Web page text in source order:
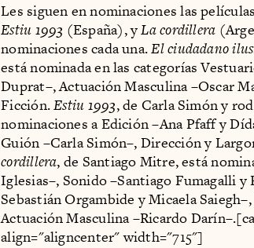
Les siguen en nominaciones las películas
Estiu 1993 (España), yLa cordillera
nominaciones cada una.El ciudadano
está nominada en las categorías
Duprat–, Actuación Masculina –Oscar
Ficción.Estiu 1993, de Carla Simón y
nominaciones a Edición –Ana Pfaff y
Guión –Carla Simón–, Dirección y
cordillera, de Santiago Mitre, está
Iglesias–, Sonido –Santiago Fumagalli
Sebastián Orgambide y Micaela
Actuación Masculina –Ricardo
align="aligncenter" width="715"]